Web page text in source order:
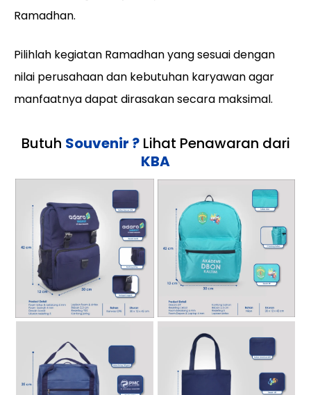
Ramadhan.
Pilihlah kegiatan Ramadhan yang sesuai dengan
nilai perusahaan dan kebutuhan karyawan agar
manfaatnya dapat dirasakan secara maksimal.
Butuh Souvenir ?Lihat Penawaran dari
KBA